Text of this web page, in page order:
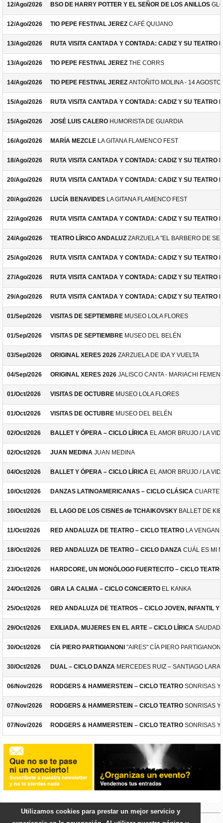
12/Ago/2026 BSO DE HARRY POTTER Y EL SEÑOR DE LOS ANILLOS
12/Ago/2026 TIO PEPE FESTIVAL JEREZ CAFÉ QUIJANO
13/Ago/2026 RUTA VISITA CANTADA Y CONTADA: CADIZ Y SU TEATRO
13/Ago/2026 TIO PEPE FESTIVAL JEREZ THE CORRS
14/Ago/2026 TIO PEPE FESTIVAL JEREZ ANTOÑITO MOLINA - 14 AGOSTO
15/Ago/2026 RUTA VISITA CANTADA Y CONTADA: CADIZ Y SU TEATRO
15/Ago/2026 JOSÉ LUIS CALERO HUMORISTA DE GUARDIA
16/Ago/2026 MARÍA MEZCLE LA GITANA FLAMENCO FEST
18/Ago/2026 RUTA VISITA CANTADA Y CONTADA: CADIZ Y SU TEATRO
20/Ago/2026 RUTA VISITA CANTADA Y CONTADA: CADIZ Y SU TEATRO
20/Ago/2026 LUCÍA BENAVIDES LA GITANA FLAMENCO FEST
22/Ago/2026 RUTA VISITA CANTADA Y CONTADA: CADIZ Y SU TEATRO
24/Ago/2026 TEATRO LÍRICO ANDALUZ ZARZUELA "EL BARBERO DE
25/Ago/2026 RUTA VISITA CANTADA Y CONTADA: CADIZ Y SU TEATRO
27/Ago/2026 RUTA VISITA CANTADA Y CONTADA: CADIZ Y SU TEATRO
29/Ago/2026 RUTA VISITA CANTADA Y CONTADA: CADIZ Y SU TEATRO
01/Sep/2026 VISITAS DE SEPTIEMBRE MUSEO LOLA FLORES
01/Sep/2026 VISITAS DE SEPTIEMBRE MUSEO DEL BELÉN
03/Sep/2026 ORIGINAL XERES 2026 ZARZUELA DE IDA Y VUELTA
04/Sep/2026 ORIGINAL XERES 2026 JALISCO CANTA - MARIACHI
01/Oct/2026 VISITAS DE OCTUBRE MUSEO LOLA FLORES
01/Oct/2026 VISITAS DE OCTUBRE MUSEO DEL BELÉN
02/Oct/2026 BALLET Y ÓPERA – CICLO LÍRICA EL AMOR BRUJO / LA
02/Oct/2026 JUAN MEDINA JUAN MEDINA
04/Oct/2026 BALLET Y ÓPERA – CICLO LÍRICA EL AMOR BRUJO / LA
10/Oct/2026 DANZAS LATINOAMERICANAS – CICLO CLÁSICA
10/Oct/2026 EL LAGO DE LOS CISNES de TCHAIKOVSKY BALLET DE
11/Oct/2026 RED ANDALUZA DE TEATRO – CICLO TEATRO LA
18/Oct/2026 RED ANDALUZA DE TEATRO – CICLO DANZA CUÁL ES MI
23/Oct/2026 HARDCORE, UN MONÓLOGO FUERTECITO – CICLO
24/Oct/2026 GIRA LA CALMA – CICLO CONCIERTO EL KANKA
25/Oct/2026 RED ANDALUZA DE TEATROS – CICLO JOVEN, INFANTIL Y
29/Oct/2026 EXILIADA. MUJERES EN EL ARTE – CICLO LÍRICA
30/Oct/2026 CÍA PIERO PARTIGIANONI "AIRES" CÍA PIERO PARTIGIANONI
30/Oct/2026 DUAL – CICLO DANZA MERCEDES RUIZ – SANTIAGO LARA
06/Nov/2026 RODGERS & HAMMERSTEIN – CICLO TEATRO SONRISAS Y
07/Nov/2026 RODGERS & HAMMERSTEIN – CICLO TEATRO SONRISAS Y
07/Nov/2026 RODGERS & HAMMERSTEIN – CICLO TEATRO SONRISAS Y
Utilizamos cookies para prestar un mejor servicio y